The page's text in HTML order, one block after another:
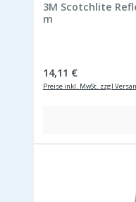
3M Scotchlite
m
Regulärer Preis:
14,11 €
Preise inkl. MwSt. zzgl